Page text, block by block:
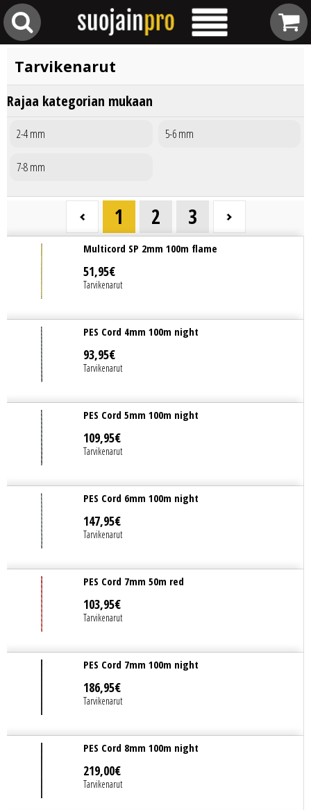
Tarvikenarut
Rajaa kategorian mukaan
2-4 mm 5-6 mm
7-8 mm
1 2 3
Multicord SP 2mm 100m flame
51,95€
Tarvikenarut
PES Cord 4mm 100m night
93,95€
Tarvikenarut
PES Cord 5mm 100m night
109,95€
Tarvikenarut
PES Cord 6mm 100m night
147,95€
Tarvikenarut
PES Cord 7mm 50m red
103,95€
Tarvikenarut
PES Cord 7mm 100m night
186,95€
Tarvikenarut
PES Cord 8mm 100m night
219,00€
Tarvikenarut